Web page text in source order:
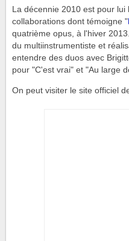
La décennie 2010 est pour
collaborations dont témoigne "
quatrième opus, à l'hiver
du multiinstrumentiste et
entendre des duos avec
pour "C'est vrai" et "Au large
On peut visiter le site officiel